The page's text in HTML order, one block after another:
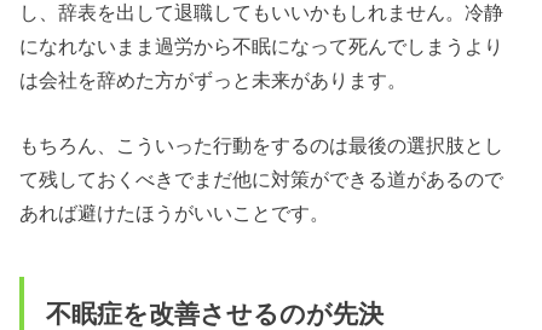
し、辞表を出して退職してもいいかもしれません。冷静
になれないまま過労から不眠になって死んでしまうより
は会社を辞めた方がずっと未来があります。
もちろん、こういった行動をするのは最後の選択肢とし
て残しておくべきでまだ他に対策ができる道があるので
あれば避けたほうがいいことです。
不眠症を改善させるのが先決